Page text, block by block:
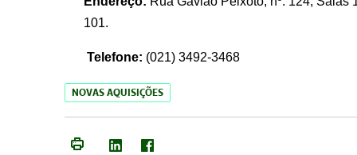
101.
Telefone: (021) 3492-3468
NOVAS AQUISIÇÕES